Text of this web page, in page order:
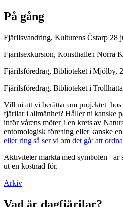
På gång
Fjärilsvandring, Kulturens Östarp 28
Fjärilsexkursion, Konsthallen Norra
Fjärilsföredrag, Biblioteket i Mjölby,
Fjärilsföredrag, Biblioteket i
Vill ni att vi berättar om projektet hos
fjärilar i allmänhet? Håller ni kanske
inför vårens möten i en krets av
entomologisk förening eller kanske
eller ring så ser vi om det går att
Aktiviteter märkta med symbolen
är
ut en kostnad för.
Arkiv
Vad är dagfjärilar?